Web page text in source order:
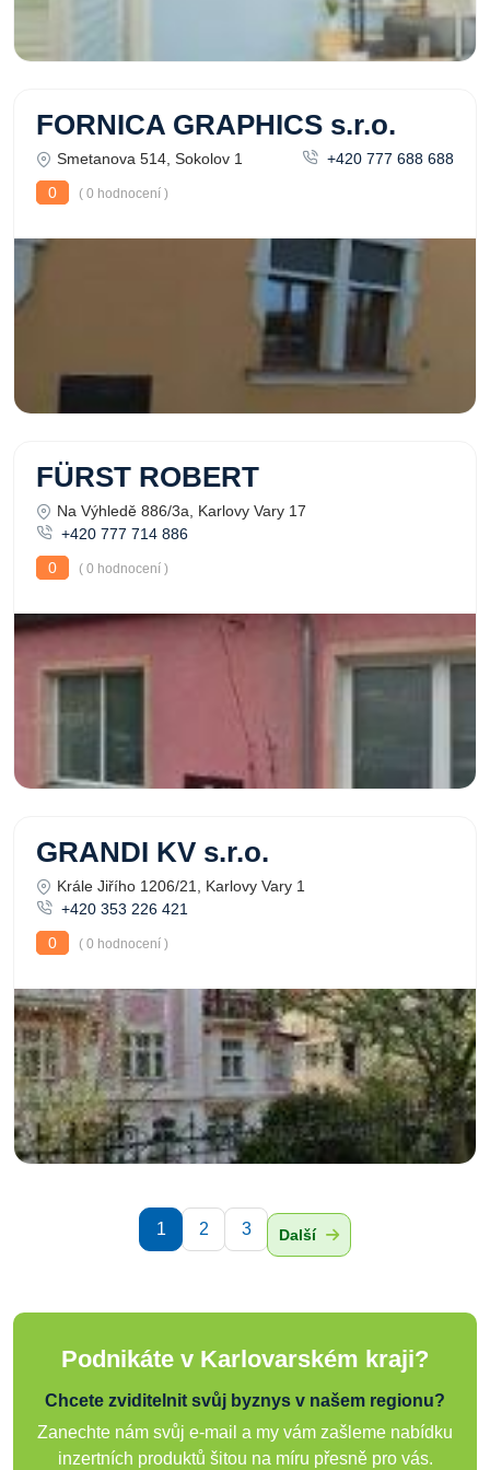
FORNICA GRAPHICS s.r.o.
Smetanova 514, Sokolov 1
+420 777 688 688
0
( 0 hodnocení )
FÜRST ROBERT
Na Výhledě 886/3a, Karlovy Vary 17
+420 777 714 886
0
( 0 hodnocení )
GRANDI KV s.r.o.
Krále Jiřího 1206/21, Karlovy Vary 1
+420 353 226 421
0
( 0 hodnocení )
1 2 3 Další
Podnikáte v Karlovarském kraji?
Chcete zviditelnit svůj byznys v našem regionu?
Zanechte nám svůj e-mail a my vám zašleme nabídku
inzertních produktů šitou na míru přesně pro vás.